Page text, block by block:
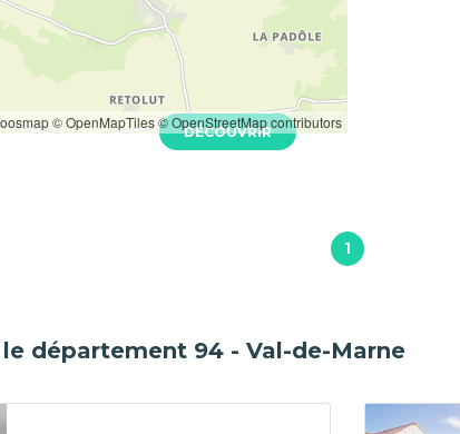
DÉCOUVRIR
ALFORTVILLE - 94140
© OpenMapTiles© OpenStreetMap contributors
1
département 94 - Val-de-Marne